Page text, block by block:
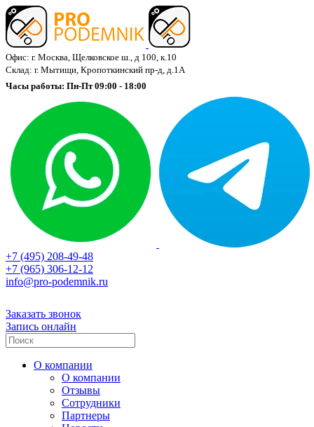
Офис: г. Москва, Щелковское ш., д 100, к.10
Склад: г. Мытищи, Кропоткинский пр-д, д.1А
Часы работы: Пн-Пт 09:00 - 18:00
+7 (495) 208-49-48
+7 (965) 306-12-12
info@pro-podemnik.ru
Заказать звонок
Запись онлайн
О компании
О компании
Отзывы
Сотрудники
Партнеры